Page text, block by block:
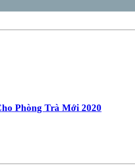
Phòng Trà Mới 2020